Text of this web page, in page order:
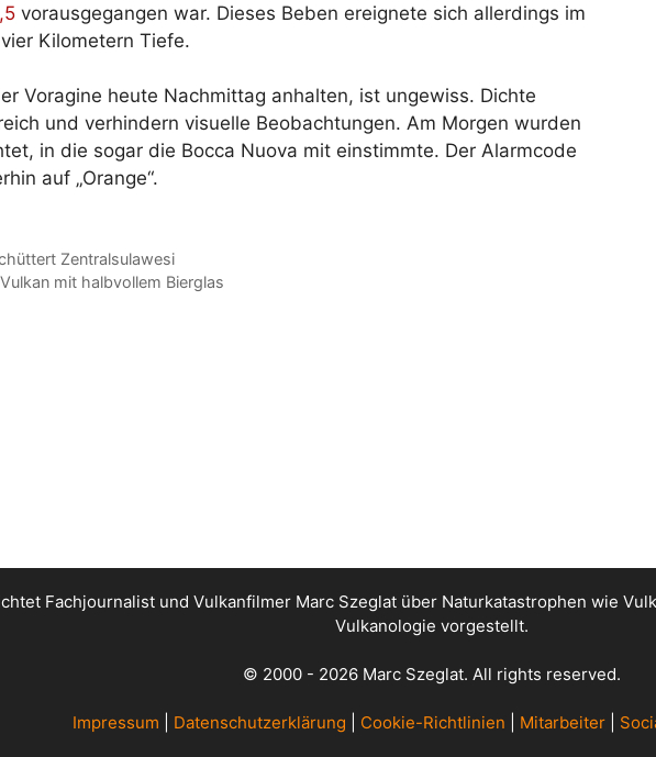
vorausgegangen war. Dieses Beben ereignete sich allerdings im
Kilometern Tiefe.
Voragine heute Nachmittag anhalten, ist ungewiss. Dichte
und verhindern visuelle Beobachtungen. Am Morgen wurden
in die sogar die Bocca Nuova mit einstimmte. Der Alarmcode
auf „Orange“.
Zentralsulawesi
mit halbvollem Bierglas
Fachjournalist und Vulkanfilmer Marc Szeglat über Naturkatastrophen wie
Vulkanologie vorgestellt.
© 2000 - 2026 Marc Szeglat. All rights reserved.
Impressum Datenschutzerklärung Cookie-Richtlinien Mitarbeiter